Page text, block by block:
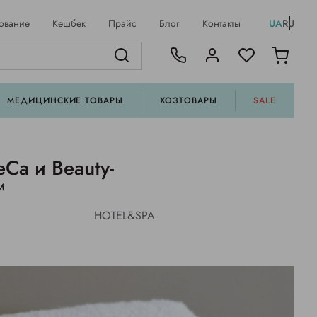
Кешбек Прайс Блог Контакты UARU
МЕДИЦИНСКИЕ ТОВАРЫ ХОЗТОВАРЫ SALE
и Beauty-
HOTEL&SPA